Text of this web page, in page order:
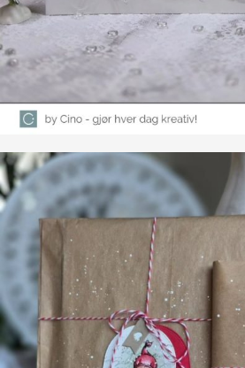
Farge